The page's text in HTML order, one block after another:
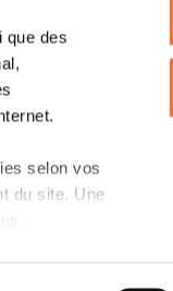
que des
selon vos
du site. Une
Protection